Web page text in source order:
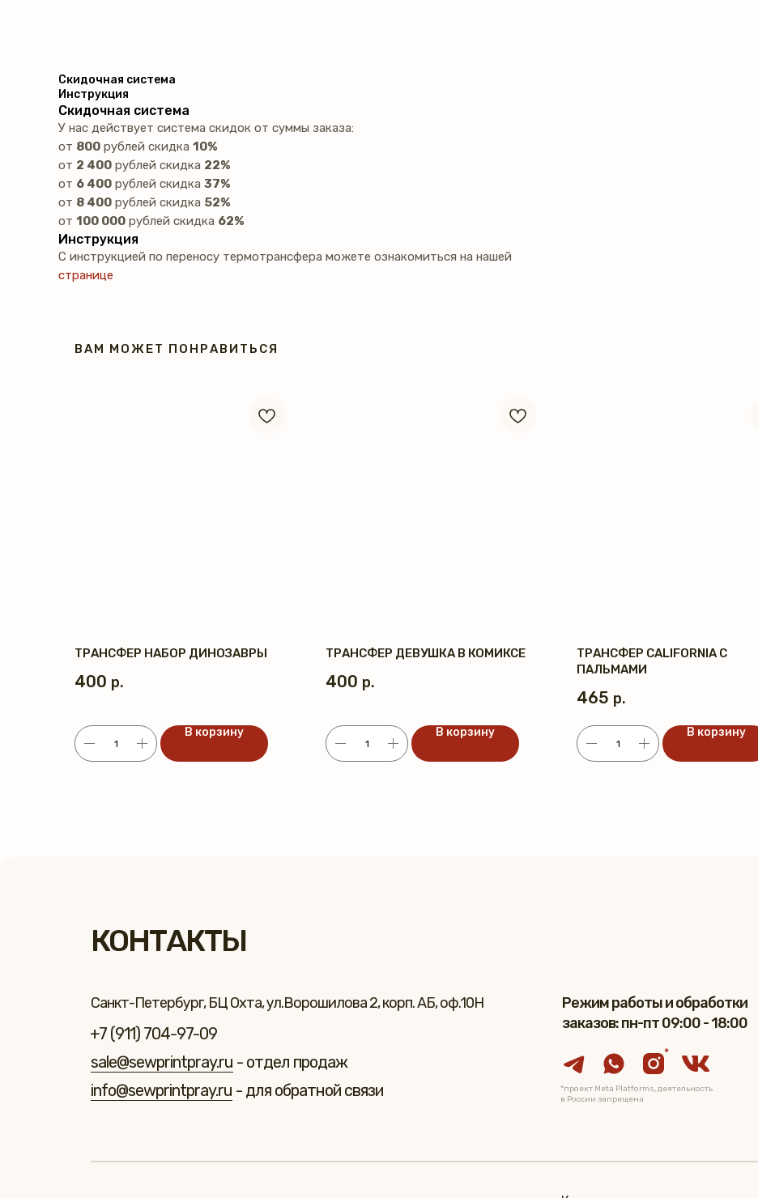
Скидочная система
Инструкция
Скидочная система
У нас действует система скидок от суммы заказа:
от 800 рублей скидка 10%
от 2 400 рублей скидка 22%
от 6 400 рублей скидка 37%
от 8 400 рублей скидка 52%
от 100 000 рублей скидка 62%
Инструкция
С инструкцией по переносу термотрансфера можете ознакомиться на нашей
странице
ВАМ МОЖЕТ ПОНРАВИТЬСЯ
ТРАНСФЕР НАБОР ДИНОЗАВРЫ
400 р.
В корзину
ТРАНСФЕР ДЕВУШКА В КОМИКСЕ
400 р.
В корзину
ТРАНСФЕР CALIFORNIA С
ПАЛЬМАМИ
465 р.
В корзину
Санкт-Петербург, БЦ Охта, ул.Ворошилова 2, корп. АБ, оф.10Н
+7 (911) 704-97-09
sale@sewprintpray.ru - отдел продаж
Режим работы и обработки
заказов: пн-пт 09:00 - 18:00
КОНТАКТЫ
*проект Meta Platforms, деятельность
в России запрещена
*
info@sewprintpray.ru - для обратной связи